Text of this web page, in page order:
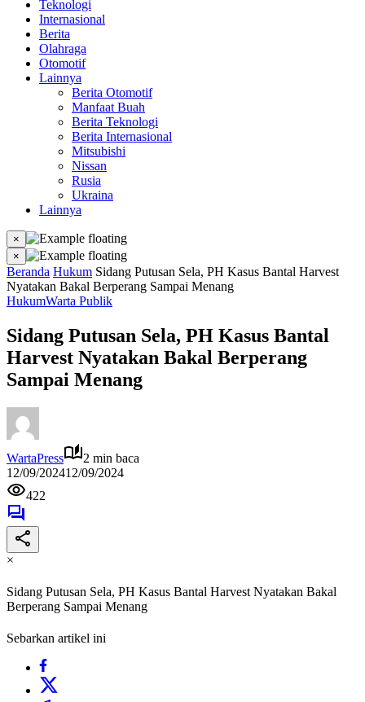
Teknologi
Internasional
Berita
Olahraga
Otomotif
Lainnya
Berita Otomotif
Manfaat Buah
Berita Teknologi
Berita Internasional
Mitsubishi
Nissan
Rusia
Ukraina
Lainnya
×
×
Beranda Hukum Sidang Putusan Sela, PH Kasus Bantal Harvest
Nyatakan Bakal Berperang Sampai Menang
HukumWarta Publik
Sidang Putusan Sela, PH Kasus Bantal
Harvest Nyatakan Bakal Berperang
Sampai Menang
WartaPress
2 min baca
12/09/202412/09/2024
422
×
Sidang Putusan Sela, PH Kasus Bantal Harvest Nyatakan Bakal
Berperang Sampai Menang
Sebarkan artikel ini